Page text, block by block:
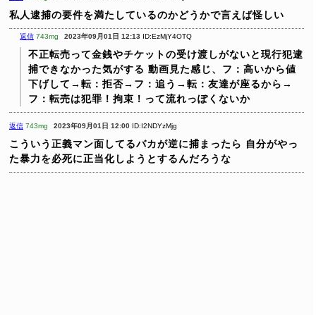
私人逮捕の要件を満たしているのかどうかで言えば怪しい
返信 743mg 2023年09月01日 12:13 ID:EzMjY4OTQ
不正転売って金銭やチケットの受け渡しがないと現行犯逮
捕できなかった気がする 動画見た感じ、フ：高いから値
下げして→転：拒否→フ：追う→転：友達が座るから→
フ：転売は犯罪！拘束！って流れっぽくないか
返信 743mg 2023年09月01日 12:00 ID:I2NDYzMjg
こういう正義マン面してるバカが逆に捕まったら 自分がやっ
た暴力を必死に正当化しようとするんだろうな